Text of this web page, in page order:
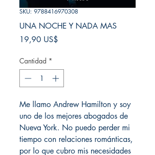
SKU: 9788416970308
UNA NOCHE Y NADA MAS
19,90 US$
Cantidad *
Me llamo Andrew Hamilton y soy
uno de los mejores abogados de
Nueva York. No puedo perder mi
tiempo con relaciones románticas,
por lo que cubro mis necesidades